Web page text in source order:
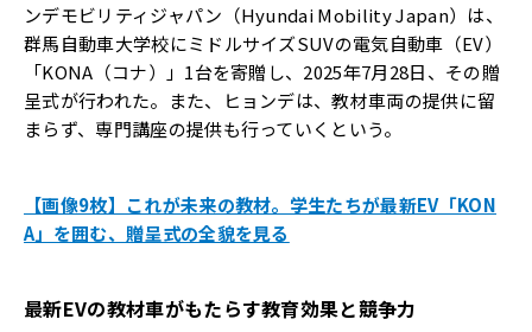
ンデモビリティジャパン（Hyundai Mobility Japan）は、
群馬自動車大学校にミドルサイズSUVの電気自動車（EV）
「KONA（コナ）」1台を寄贈し、2025年7月28日、その贈
呈式が行われた。また、ヒョンデは、教材車両の提供に留
まらず、専門講座の提供も行っていくという。
【画像9枚】これが未来の教材。学生たちが最新EV「KON
A」を囲む、贈呈式の全貌を見る
最新EVの教材車がもたらす教育効果と競争力